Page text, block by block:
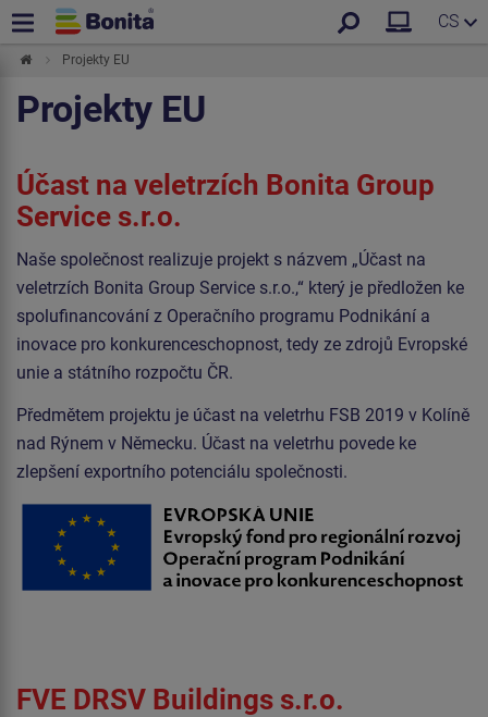
CS
Projekty EU
Projekty EU
Účast na veletrzích Bonita Group
Service s.r.o.
Naše společnost realizuje projekt s názvem „Účast na
veletrzích Bonita Group Service s.r.o.,“ který je předložen ke
spolufinancování z Operačního programu Podnikání a
inovace pro konkurenceschopnost, tedy ze zdrojů Evropské
unie a státního rozpočtu ČR.
Předmětem projektu je účast na veletrhu FSB 2019 v Kolíně
nad Rýnem v Německu. Účast na veletrhu povede ke
zlepšení exportního potenciálu společnosti.
FVE DRSV Buildings s.r.o.